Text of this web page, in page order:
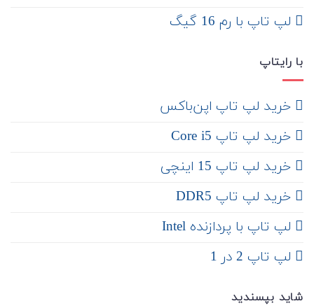
لپ تاپ با رم 16 گیگ
با رایتاپ
‌ خرید لپ تاپ اپن‌باکس
خرید لپ تاپ Core i5
‌‌ خرید لپ تاپ 15 اینچی
خرید لپ تاپ DDR5
لپ تاپ با پردازنده Intel
لپ تاپ 2 در 1
شاید بپسندید